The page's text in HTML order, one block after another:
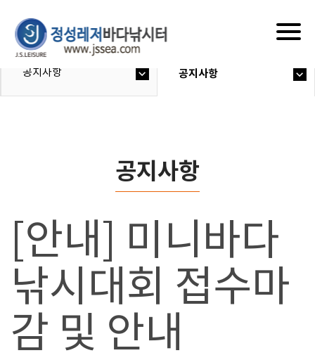
공지사항 공지사항
공지사항
[안내] 미니바다
낚시대회 접수마
감 및 안내